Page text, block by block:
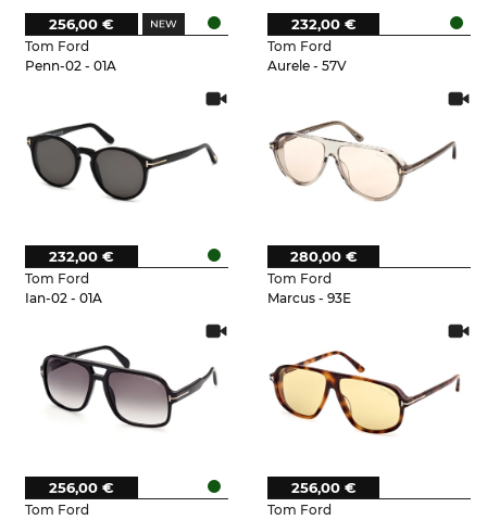
Tom Ford
Penn-02 - 01A
256,00 €
Tom Ford
Aurele - 57V
232,00 €
Tom Ford
Ian-02 - 01A
232,00 €
Tom Ford
Marcus - 93E
280,00 €
Tom Ford
256,00 €
Tom Ford
256,00 €